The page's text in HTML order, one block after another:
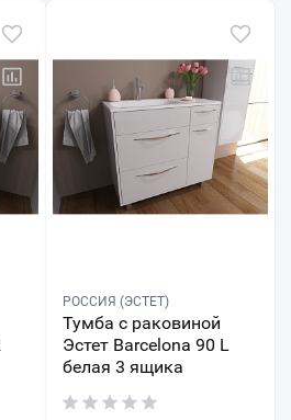
РОССИЯ (ЭСТЕТ)
Тумба с раковиной
Эстет Barcelona 90 L
белая 3 ящика